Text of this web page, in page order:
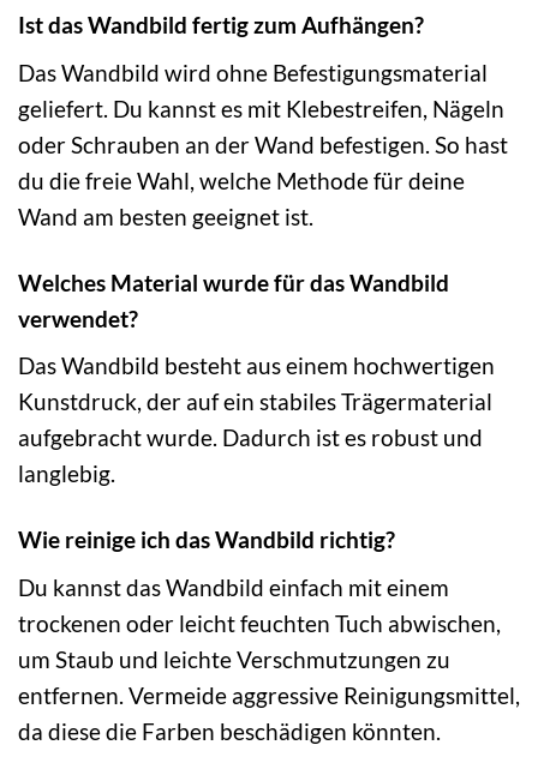
Ist das Wandbild fertig zum Aufhängen?
Das Wandbild wird ohne Befestigungsmaterial
geliefert. Du kannst es mit Klebestreifen, Nägeln
oder Schrauben an der Wand befestigen. So hast
du die freie Wahl, welche Methode für deine
Wand am besten geeignet ist.
Welches Material wurde für das Wandbild
verwendet?
Das Wandbild besteht aus einem hochwertigen
Kunstdruck, der auf ein stabiles Trägermaterial
aufgebracht wurde. Dadurch ist es robust und
langlebig.
Wie reinige ich das Wandbild richtig?
Du kannst das Wandbild einfach mit einem
trockenen oder leicht feuchten Tuch abwischen,
um Staub und leichte Verschmutzungen zu
entfernen. Vermeide aggressive Reinigungsmittel,
da diese die Farben beschädigen könnten.